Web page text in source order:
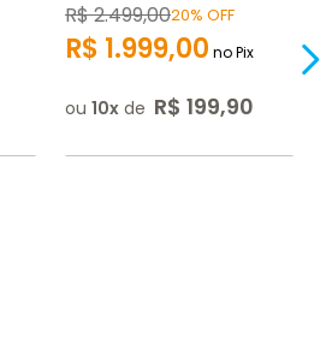
R$2.499,0020% OFF
R$ 1.999,00 no Pix
ou 10 de R$ 199,90